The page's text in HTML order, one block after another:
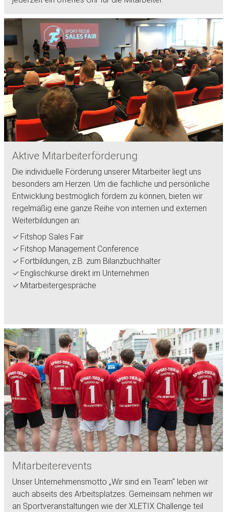
Aktive Mitarbeiterförderung
Die individuelle Förderung unserer Mitarbeiter liegt uns
besonders am Herzen. Um die fachliche und persönliche
Entwicklung bestmöglich fördern zu können, bieten wir
regelmäßig eine ganze Reihe von internen und externen
Weiterbildungen an:
Fitshop Sales Fair
Fitshop Management Conference
Fortbildungen, z.B. zum Bilanzbuchhalter
Englischkurse direkt im Unternehmen
Mitarbeitergespräche
Mitarbeiterevents
Unser Unternehmensmotto „Wir sind ein Team“ leben wir
auch abseits des Arbeitsplatzes. Gemeinsam nehmen wir
an Sportveranstaltungen wie der XLETIX Challenge teil